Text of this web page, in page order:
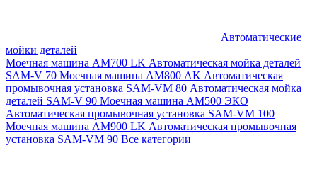
Автоматические
мойки деталей
Моечная машина AM700 LK Автоматическая мойка деталей
SAM-V 70 Моечная машина АМ800 AK Автоматическая
промывочная установка SAM-VM 80 Автоматическая мойка
деталей SAM-V 90 Моечная машина АМ500 ЭКО
Автоматическая промывочная установка SAM-VM 100
Моечная машина AM900 LK Автоматическая промывочная
установка SAM-VM 90 Все категории